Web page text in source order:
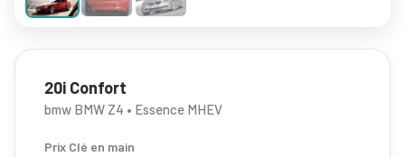
20i Confort
bmw BMW Z4 • Essence MHEV
Prix Clé en main